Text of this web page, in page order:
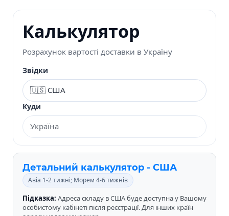
Калькулятор
Розрахунок вартості доставки в Україну
Звідки
Куди
Детальний калькулятор - США
Авіа 1-2 тижні; Морем 4-6 тижнів
Підказка: Адреса складу в США буде доступна у Вашому
особистому кабінеті після реєстрації. Для інших країн